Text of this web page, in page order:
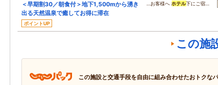
＜早期割30／朝食付＞地下1,500mから湧き
出る天然温泉で癒してお得に滞在
ポイントUP
…お客様へ ホテル下にご宿…
この施
この施設と交通手段を自由に組み合わせたおトクな